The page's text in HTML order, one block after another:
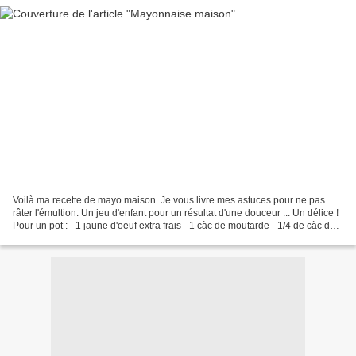
Voilà ma recette de mayo maison. Je vous livre mes astuces pour ne pas
râter l'émultion. Un jeu d'enfant pour un résultat d'une douceur ... Un délice !
Pour un pot : - 1 jaune d'oeuf extra frais - 1 càc de moutarde - 1/4 de càc de